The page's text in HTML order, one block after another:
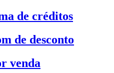
de créditos
de desconto
venda